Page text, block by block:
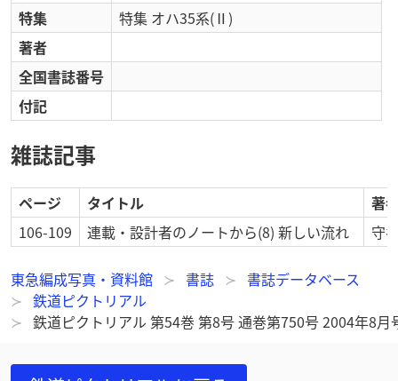
特集
特集 オハ35系(Ⅱ)
著者
全国書誌番号
付記
雑誌記事
ページ タイトル
著
106-109
連載・設計者のノートから(8) 新しい流れ 守
東急編成写真・資料館 書誌
書誌データベース
鉄道ピクトリアル
鉄道ピクトリアル 第54巻 第8号 通巻第750号 2004年8月